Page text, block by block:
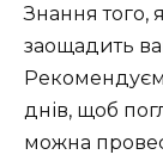
Знання того,
заощадить
днів, щоб
можна